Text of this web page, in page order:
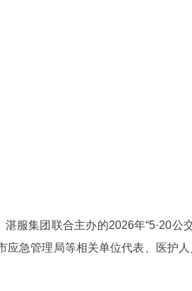
服集团联合主办的2026年“5·20
应急管理局等相关单位代表、医护